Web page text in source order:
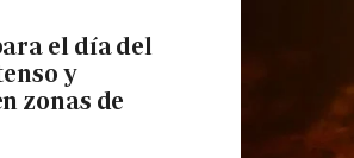
el día del
y
zonas de